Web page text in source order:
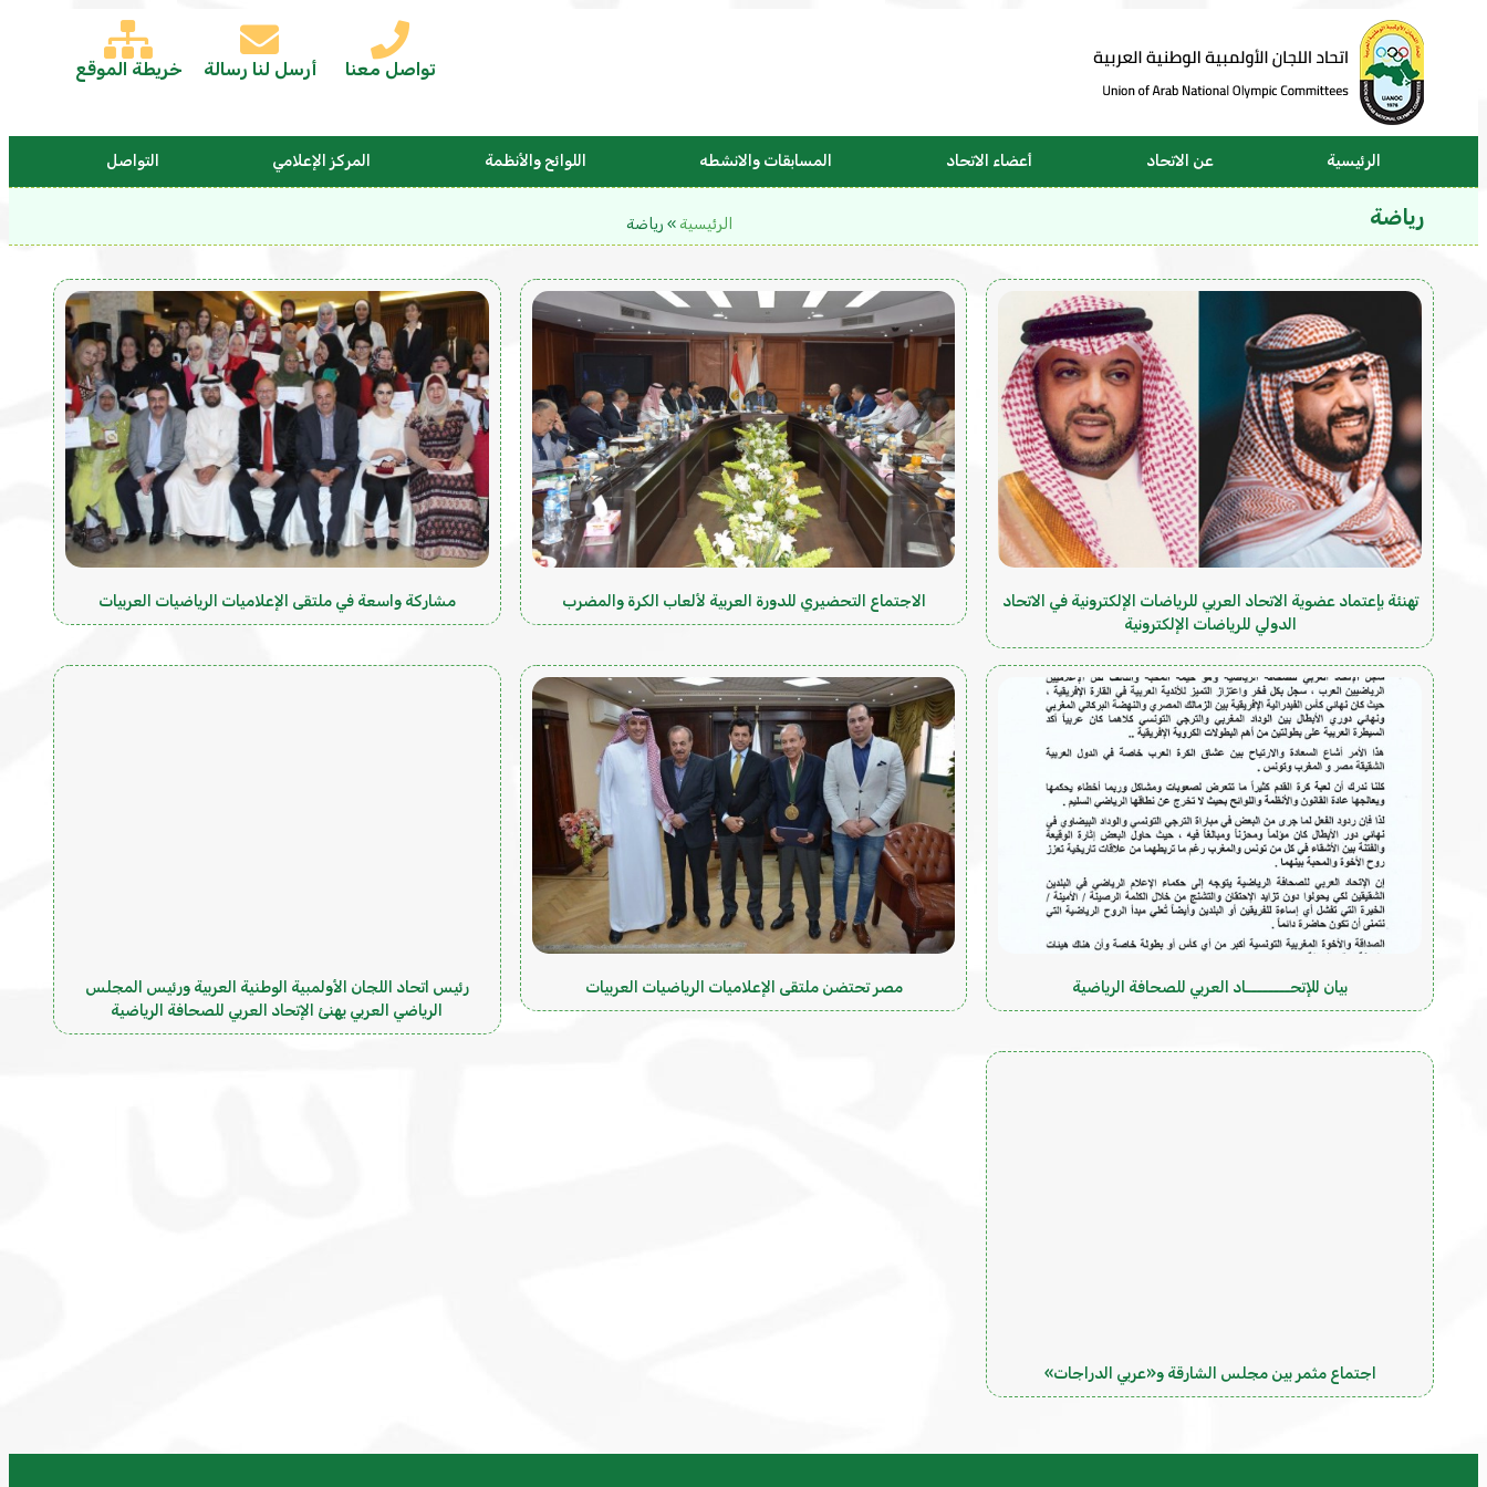
تواصل معنا أرسل لنا رسالة خريطة الموقع
الرئيسية عن الاتحاد أعضاء الاتحاد المسابقات والانشطه اللوائح والأنظمة المركز الإعلامي التواصل
رياضة الرئيسية » رياضة
تهنئة بإعتماد عضوية الاتحاد العربي للرياضات الإلكترونية في الاتحاد
الدولي للرياضات الإلكترونية
الاجتماع التحضيري للدورة العربية لألعاب الكرة والمضرب مشاركة واسعة في ملتقى الإعلاميات الرياضيات العربيات
بيان للإتحــــــــاد العربي للصحافة الرياضية مصر تحتضن ملتقى الإعلاميات الرياضيات العربيات
رئيس اتحاد اللجان الأولمبية الوطنية العربية ورئيس المجلس
الرياضي العربي يهنئ الإتحاد العربي للصحافة الرياضية
اجتماع مثمر بين مجلس الشارقة و«عربي الدراجات»